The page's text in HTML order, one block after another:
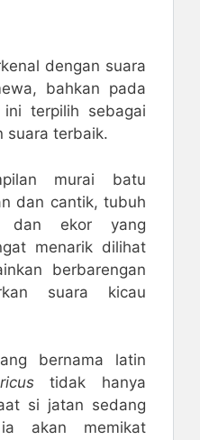
dengan suara
bahkan pada
terpilih sebagai
suara terbaik.
murai batu
dan cantik, tubuh
dan ekor yang
menarik dilihat
berbarengan
suara kicau
bernama latin
tidak hanya
si jatan sedang
akan memikat